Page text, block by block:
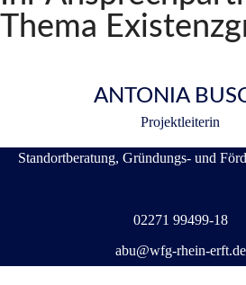
Thema
ANTONIA
Projektleiterin
Standortberatung, Gründungs- und
02271 99499-18
abu@wfg-rhein-erft.de